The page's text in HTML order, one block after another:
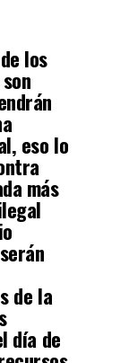
los
eso lo
más
de la
día de